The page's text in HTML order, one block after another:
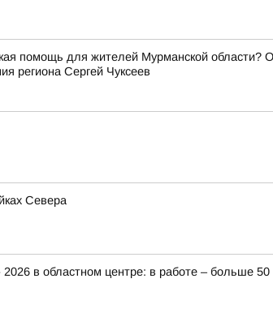
помощь для жителей Мурманской
региона Сергей Чуксеев
Севера
в областном центре: в работе – больше 50